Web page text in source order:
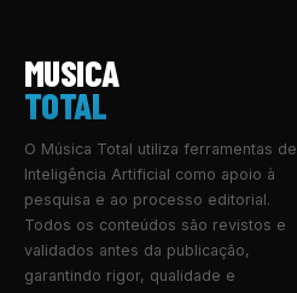
MUSICA
TOTAL
O Música Total utiliza ferramentas de
Inteligência Artificial como apoio à
pesquisa e ao processo editorial.
Todos os conteúdos são revistos e
validados antes da publicação,
garantindo rigor, qualidade e